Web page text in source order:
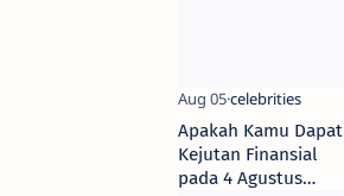
Apakah Kamu Dapat
Kejutan Finansial
pada 4 Agustus